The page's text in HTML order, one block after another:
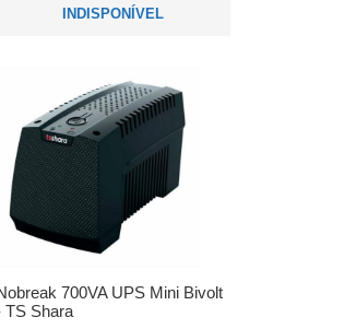
INDISPONÍVEL
700VA UPS Mini Bivolt
TS Shara